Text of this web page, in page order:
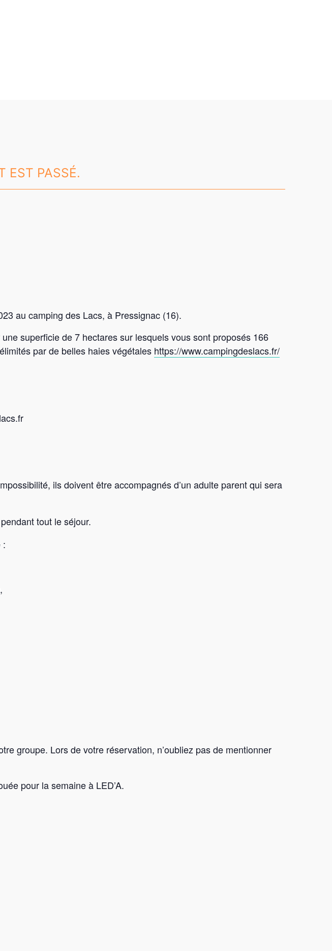
EST PASSÉ.
au camping des Lacs, à Pressignac (16).
superficie de 7 hectares sur lesquels vous sont proposés 166
par de belles haies végétales https://www.campingdeslacs.fr/
ils doivent être accompagnés d’un adulte parent qui sera
tout le séjour.
:
groupe. Lors de votre réservation, n’oubliez pas de mentionner
pour la semaine à LED’A.